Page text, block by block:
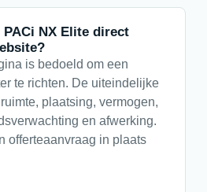
NX Elite direct
is bedoeld om een
te richten. De uiteindelijke
plaatsing, vermogen,
en afwerking.
offerteaanvraag in plaats